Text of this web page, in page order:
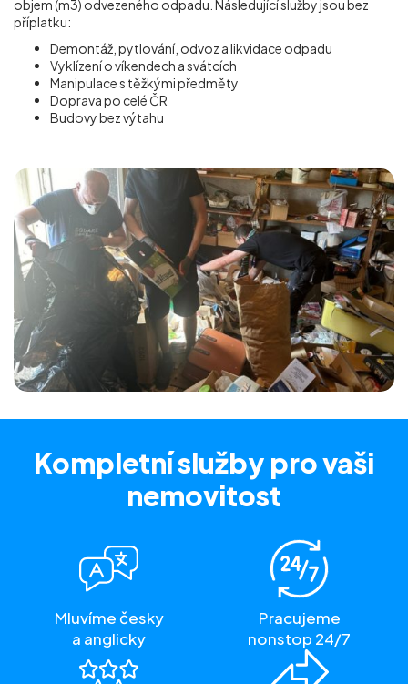
objem (m3) odvezeného odpadu. Následující služby jsou bez
příplatku:
Demontáž, pytlování, odvoz a likvidace odpadu
Vyklízení o víkendech a svátcích
Manipulace s těžkými předměty
Doprava po celé ČR
Budovy bez výtahu
Kompletní služby pro vaši
nemovitost
Mluvíme česky
a anglicky
Pracujeme
nonstop 24/7